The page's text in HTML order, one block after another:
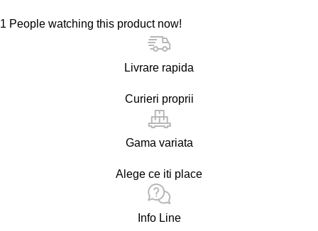
1 People watching this product now!
Livrare rapida
Curieri proprii
Gama variata
Alege ce iti place
Info Line